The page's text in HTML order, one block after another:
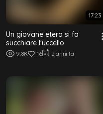
17:23
Un giovane etero si fa
succhiare l'uccello
9.8K 16 2 anni fa